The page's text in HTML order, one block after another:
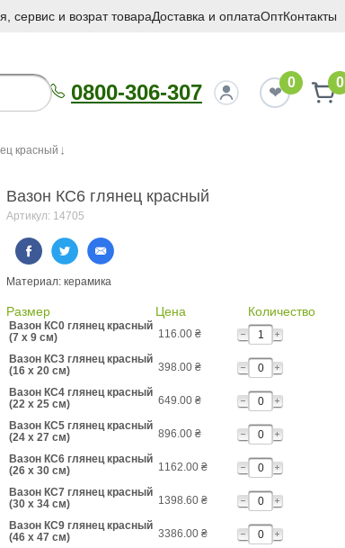
сервис и возрат товараДоставка и оплатаОптКонтакты
0800-306-307 0 0
красный
Вазон КС6 глянец красный
Артикул: 14705
Материал: керамика
Размер Цена Количество
Вазон КС0 глянец красный
(7 x 9 см)
116.00 ₴
Вазон КС3 глянец красный
(16 x 20 см)
398.00 ₴
Вазон КС4 глянец красный
(22 x 25 см)
649.00 ₴
Вазон КС5 глянец красный
(24 x 27 см)
896.00 ₴
Вазон КС6 глянец красный
(26 x 30 см)
1162.00 ₴
Вазон КС7 глянец красный
(30 x 34 см)
1398.60 ₴
Вазон КС9 глянец красный
(46 x 47 см)
3386.00 ₴